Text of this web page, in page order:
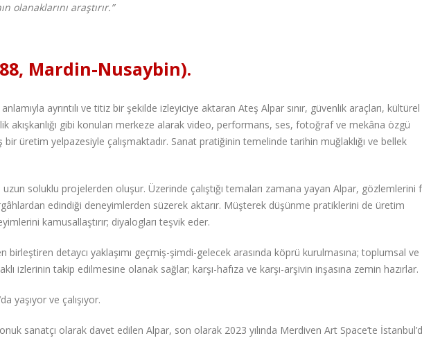
olanaklarını araştırır.”
Mardin-Nusaybin).
ayrıntılı ve titiz bir şekilde izleyiciye aktaran Ateş Alpar sınır, güvenlik araçları, kültürel
akışkanlığı gibi konuları merkeze alarak video, performans, ses, fotoğraf ve mekâna özgü
üretim yelpazesiyle çalışmaktadır. Sanat pratiğinin temelinde tarihin muğlaklığı ve bellek
uzun soluklu projelerden oluşur. Üzerinde çalıştığı temaları zamana yayan Alpar, gözlemlerini
edindiği deneyimlerden süzerek aktarır. Müşterek düşünme pratiklerini de üretim
kamusallaştırır; diyalogları teşvik eder.
birleştiren detaycı yaklaşımı geçmiş-şimdi-gelecek arasında köprü kurulmasına; toplumsal ve
izlerinin takip edilmesine olanak sağlar; karşı-hafıza ve karşı-arşivin inşasına zemin hazırlar.
yaşıyor ve çalışıyor.
sanatçı olarak davet edilen Alpar, son olarak 2023 yılında Merdiven Art Space’te